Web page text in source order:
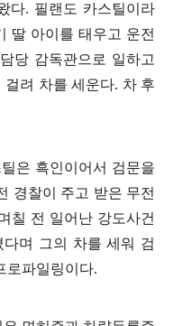
다. 필랜도 카스틸이라
딸 아이를 태우고 운전
당 감독관으로 일하고
려 차를 세운다. 차 후
은 흑인이어서 검문을
경찰이 주고 받은 무전
칠 전 일어난 강도사건
다며 그의 차를 세워 검
로파일링이다.